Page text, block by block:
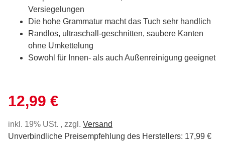
Versiegelungen
Die hohe Grammatur macht das Tuch sehr handlich
Randlos, ultraschall-geschnitten, saubere Kanten
ohne Umkettelung
Sowohl für Innen- als auch Außenreinigung geeignet
12,99 €
inkl. 19% USt. , zzgl. Versand
Unverbindliche Preisempfehlung des Herstellers: 17,99 €